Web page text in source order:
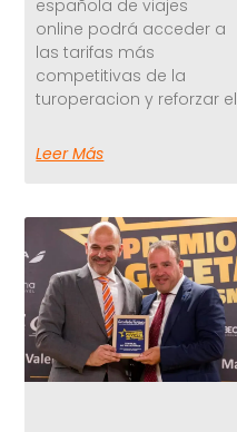
española de viajes
online podrá acceder a
las tarifas más
competitivas de la
turoperacion y reforzar el
Leer Más